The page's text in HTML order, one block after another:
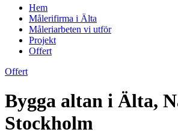
Hem
Målerifirma i Älta
Måleriarbeten vi utför
Projekt
Offert
Offert
Bygga altan i Älta,
Stockholm